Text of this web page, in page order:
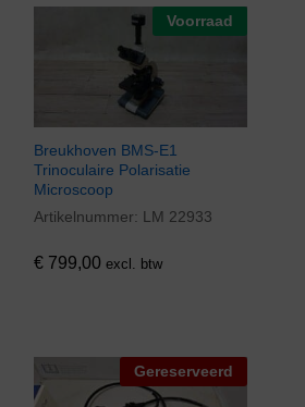
Voorraad
Breukhoven BMS-E1
Trinoculaire Polarisatie
Microscoop
Artikelnummer: LM 22933
€799,00 excl. btw
€799,00
Gereserveerd